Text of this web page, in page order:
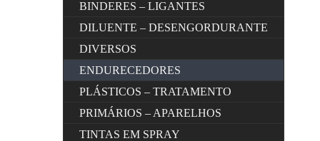
BINDERES – LIGANTES
DILUENTE – DESENGORDURANTE
DIVERSOS
ENDURECEDORES
PLÁSTICOS – TRATAMENTO
PRIMÁRIOS – APARELHOS
TINTAS EM SPRAY